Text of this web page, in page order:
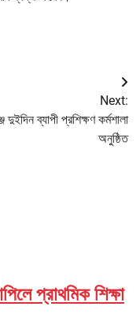
Next:
দুইদিন ব্যাপী প্রশিক্ষণ কর্মশালা
অনুষ্ঠিত
প্রাথমিক শিক্ষা